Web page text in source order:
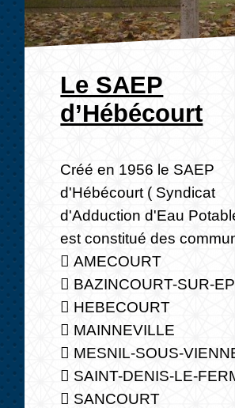
Le SAEP
d’Hébécourt
Créé en 1956 le SAEP
d'Hébécourt ( Syndicat
d'Adduction d'Eau
est constitué des
 AMECOURT
 BAZINCOURT-SUR-
 HEBECOURT
 MAINNEVILLE
 MESNIL-SOUS-
 SAINT-DENIS-LE-
 SANCOURT